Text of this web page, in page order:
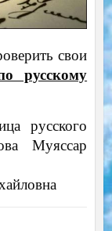
свои
русскому
русского
Муяссар